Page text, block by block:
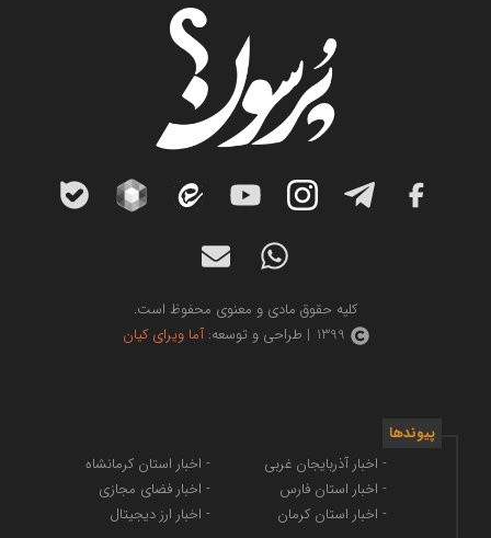
کلیه حقوق مادی و معنوی محفوظ است.
1399 | طراحی و توسعه:
آما ویرای کیان
پیوندها
- اخبار آذربایجان غربی
- اخبار استان فارس
- اخبار استان کرمان
- اخبار استان کرمانشاه
- اخبار فضای مجازی
- اخبار ارز دیجیتال